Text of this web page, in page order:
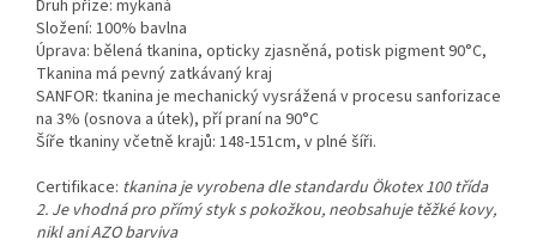
Druh příze: mykaná
Složení: 100% bavlna
Úprava: bělená tkanina, opticky zjasněná, potisk pigment 90°C,
Tkanina má pevný zatkávaný kraj
SANFOR: tkanina je mechanický vysrážená v procesu sanforizace
na 3% (osnova a útek), pří praní na 90°C
Šíře tkaniny včetně krajů: 148-151cm, v plné šíři.
Certifikace: tkanina je vyrobena dle standardu Ökotex 100 třída
2. Je vhodná pro přímý styk s pokožkou, neobsahuje těžké kovy,
nikl ani AZO barviva